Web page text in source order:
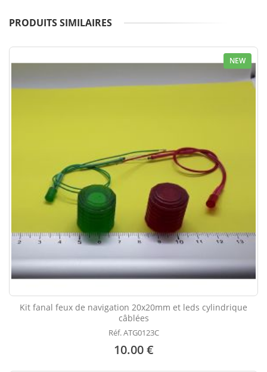
PRODUITS SIMILAIRES
NEW
Kit fanal feux de navigation 20x20mm et leds cylindrique
câblées
Réf. ATG0123C
10.00 €